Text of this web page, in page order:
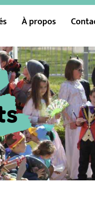
À propos